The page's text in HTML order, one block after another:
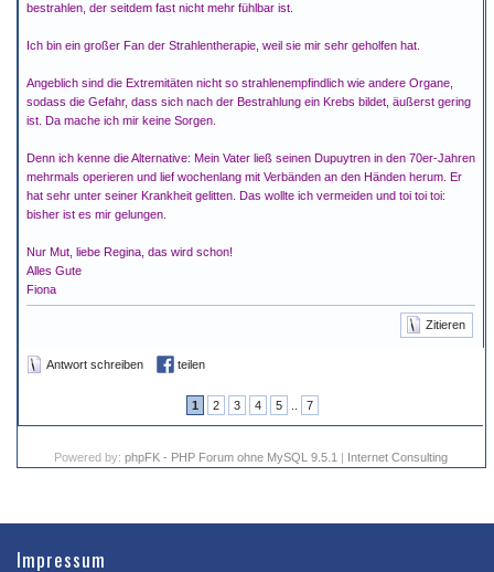
bestrahlen, der seitdem fast nicht mehr fühlbar ist.
Ich bin ein großer Fan der Strahlentherapie, weil sie mir sehr geholfen hat.
Angeblich sind die Extremitäten nicht so strahlenempfindlich wie andere Organe,
sodass die Gefahr, dass sich nach der Bestrahlung ein Krebs bildet, äußerst gering
ist. Da mache ich mir keine Sorgen.
Denn ich kenne die Alternative: Mein Vater ließ seinen Dupuytren in den 70er-Jahren
mehrmals operieren und lief wochenlang mit Verbänden an den Händen herum. Er
hat sehr unter seiner Krankheit gelitten. Das wollte ich vermeiden und toi toi toi:
bisher ist es mir gelungen.
Nur Mut, liebe Regina, das wird schon!
Alles Gute
Fiona
Zitieren
Antwort schreiben teilen
1 2 3 4 5 7
Powered by:phpFK - PHP Forum ohne MySQL 9.5.1 | Internet Consulting
Impressum